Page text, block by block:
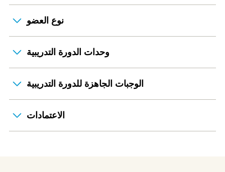
نوع العضو
وحدات الدورة التدريبية
الوجبات الجاهزة للدورة التدريبية
الاعتمادات